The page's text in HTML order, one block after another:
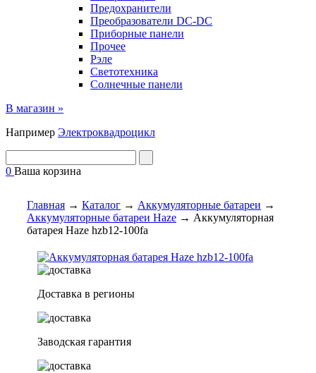
Предохранители
Преобразователи DC-DC
Приборные панели
Прочее
Рэле
Светотехника
Солнечные панели
В магазин »
Например Электроквадроцикл
0 Ваша корзина
Главная → Каталог → Аккумуляторные батареи →
Аккумуляторные батареи Haze → Аккумуляторная
батарея Haze hzb12-100fa
Доставка в регионы
Заводская гарантия